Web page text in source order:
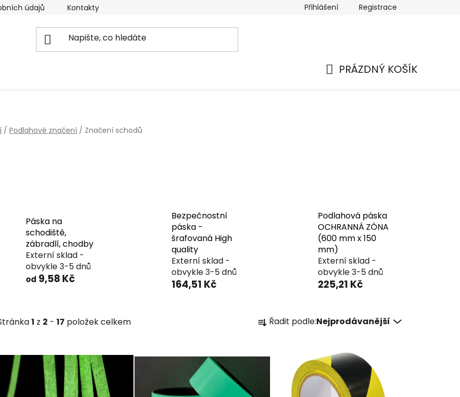
údajů Kontakty Náhradní plnění Moje objednávka
Přihlášení Registrace
PRÁZDNÝ KOŠÍK
/ Podlahové značení / Značení schodů
Páska na
schodiště,
zábradlí, chodby
Externí sklad -
obvykle 3-5 dnů
od 9,58 Kč
Bezpečnostní
páska -
šrafovaná High
quality
Externí sklad -
obvykle 3-5 dnů
164,51 Kč
Podlahová páska
OCHRANNÁ ZÓNA
(600 mm x 150
mm)
Externí sklad -
obvykle 3-5 dnů
225,21 Kč
1 z 2 - 17 položek celkem a
e
Řadit podle:Nejprodávanější